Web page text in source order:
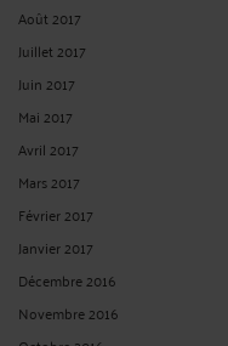
Août 2017
Juillet 2017
Juin 2017
Mai 2017
Avril 2017
Mars 2017
Février 2017
Janvier 2017
Décembre 2016
Novembre 2016